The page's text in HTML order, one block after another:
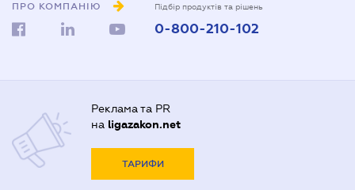
ПРО КОМПАНІЮ Підбір продуктів та рішень
0-800-210-102
Реклама та PR
на ligazakon.net
ТАРИФИ